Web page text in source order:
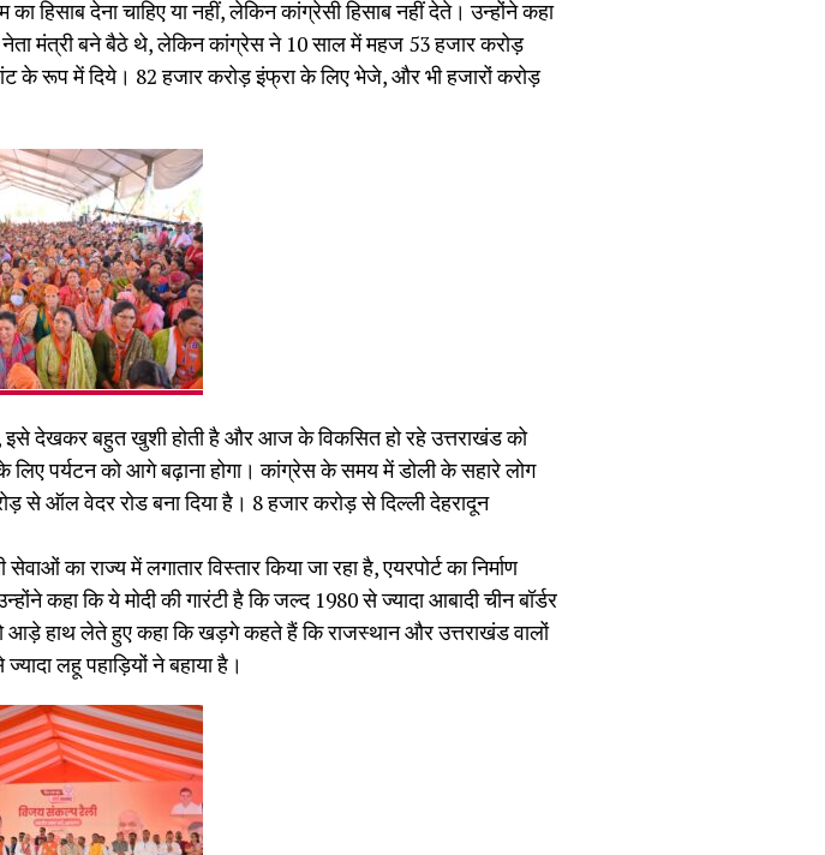
देना चाहिए या नहीं, लेकिन कांग्रेसी हिसाब नहीं देते। उन्होंने कहा
मंत्री बने बैठे थे, लेकिन कांग्रेस ने 10 साल में महज 53 हजार करोड़
के रूप में दिये। 82 हजार करोड़ इंफ्रा के लिए भेजे, और भी हजारों करोड़
इसे देखकर बहुत खुशी होती है और आज के विकसित हो रहे उत्तराखंड को
पर्यटन को आगे बढ़ाना होगा। कांग्रेस के समय में डोली के सहारे लोग
से ऑल वेदर रोड बना दिया है। 8 हजार करोड़ से दिल्ली देहरादून
का राज्य में लगातार विस्तार किया जा रहा है, एयरपोर्ट का निर्माण
कहा कि ये मोदी की गारंटी है कि जल्द 1980 से ज्यादा आबादी चीन बॉर्डर
आड़े हाथ लेते हुए कहा कि खड़गे कहते हैं कि राजस्थान और उत्तराखंड वालों
लहू पहाड़ियों ने बहाया है।